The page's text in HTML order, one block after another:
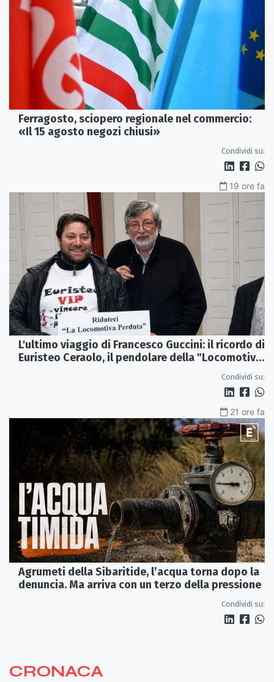
Ferragosto, sciopero regionale nel commercio:
«Il 15 agosto negozi chiusi»
Condividi su:
19 ore fa
L'ultimo viaggio di Francesco Guccini: il ricordo di
Euristeo Ceraolo, il pendolare della "Locomotiva
Condividi su:
21 ore fa
Agrumeti della Sibaritide, l’acqua torna dopo la
denuncia. Ma arriva con un terzo della pressione
Condividi su:
CRONACA